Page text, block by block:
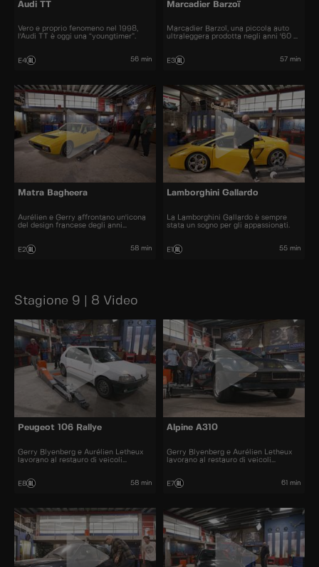
Audi TT
Vero e proprio fenomeno nel 1998,
l'Audi TT è oggi una “youngtimer”.
E4 56 min
Marcadier Barzoï
Marcadier Barzoï, una piccola auto
ultraleggera prodotta negli anni '60 e
E3 57 min
Matra Bagheera
Aurélien e Gerry affrontano un'icona
del design francese degli anni
E2 58 min
Lamborghini Gallardo
La Lamborghini Gallardo è sempre
stata un sogno per gli appassionati.
E1 55 min
Stagione 9 | 8 Video
Peugeot 106 Rallye
Gerry Blyenberg e Aurélien Letheux
lavorano al restauro di veicoli
E8 58 min
Alpine A310
Gerry Blyenberg e Aurélien Letheux
lavorano al restauro di veicoli
E7 61 min